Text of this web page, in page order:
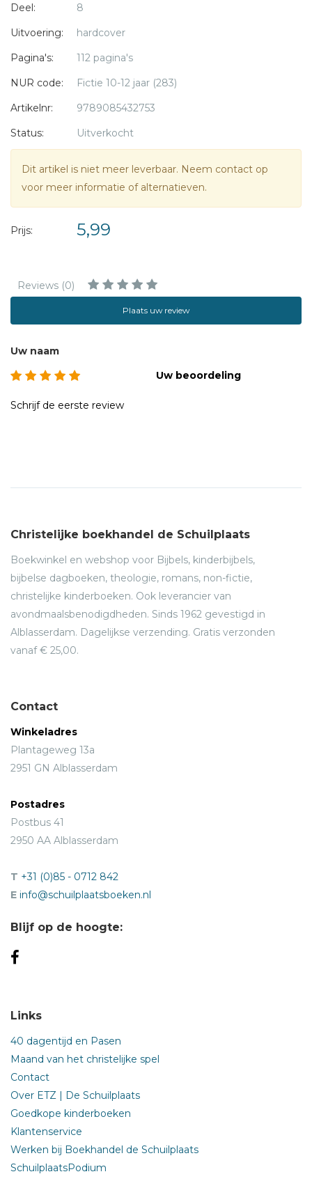
Deel:
8
Uitvoering:
hardcover
Pagina's:
112 pagina's
NUR code:
Fictie 10-12 jaar (283)
Artikelnr:
9789085432753
Status:
Uitverkocht
Dit artikel is niet meer leverbaar. Neem contact op
voor meer informatie of alternatieven.
Prijs: 5,99
Reviews (0)
Plaats uw review
Uw naam
Uw beoordeling
Schrijf de eerste review
Christelijke boekhandel de Schuilplaats
Boekwinkel en webshop voor Bijbels, kinderbijbels,
bijbelse dagboeken, theologie, romans, non-fictie,
christelijke kinderboeken. Ook leverancier van
avondmaalsbenodigdheden. Sinds 1962 gevestigd in
Alblasserdam. Dagelijkse verzending. Gratis verzonden
vanaf € 25,00.
Contact
Winkeladres
Plantageweg 13a
2951 GN Alblasserdam
Postadres
Postbus 41
2950 AA Alblasserdam
T +31 (0)85 - 0712 842
E info@schuilplaatsboeken.nl
Blijf op de hoogte:
Links
40 dagentijd en Pasen
Maand van het christelijke spel
Contact
Over ETZ | De Schuilplaats
Goedkope kinderboeken
Klantenservice
Werken bij Boekhandel de Schuilplaats
SchuilplaatsPodium